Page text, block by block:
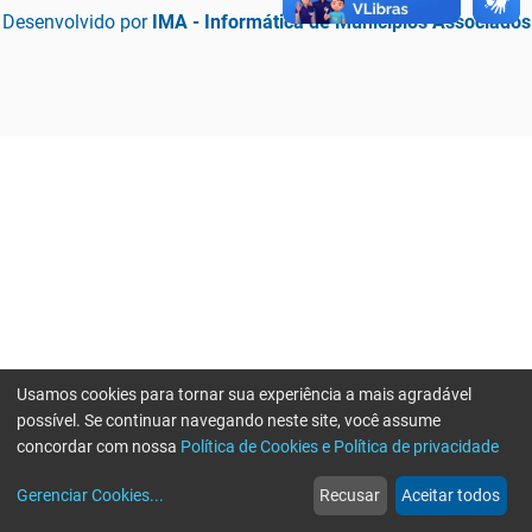
Desenvolvido por IMA - Informática de Municípios Associados
web
Notícias
more_horiz
Mais
Usamos cookies para tornar sua experiência a mais agradável
possível. Se continuar navegando neste site, você assume
concordar com nossa Política de Cookies e Política de privacidade
Gerenciar Cookies... Recusar Aceitar todos
Erro ao enviar informações, por favor tente novamente